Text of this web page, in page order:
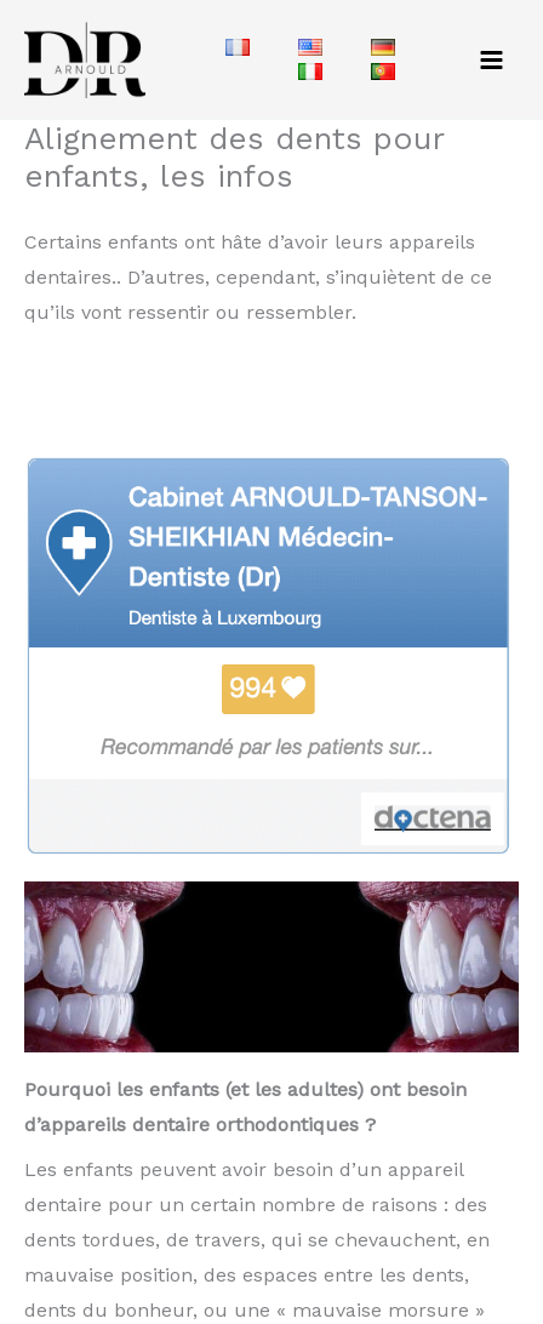
contenu
Alignement des dents pour
enfants, les infos
Certains enfants ont hâte d’avoir leurs appareils
dentaires.. D’autres, cependant, s’inquiètent de ce
qu’ils vont ressentir ou ressembler.
Pourquoi les enfants (et les adultes) ont besoin
d’appareils dentaire orthodontiques ?
Les enfants peuvent avoir besoin d’un appareil
dentaire pour un certain nombre de raisons : des
dents tordues, de travers, qui se chevauchent, en
mauvaise position, des espaces entre les dents,
dents du bonheur, ou une « mauvaise morsure »